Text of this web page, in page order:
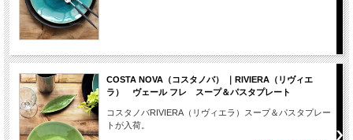
COSTA NOVA（コスタノバ） ｜RIVIERA（リヴィエ
ラ） ヴェール フレ スープ＆パスタプレート
コスタノバRIVIERA（リヴィエラ）スープ＆パスタプレー
トが入荷。